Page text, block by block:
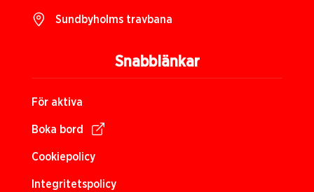
Snabblänkar
För aktiva
Boka bord
Cookiepolicy
Integritetspolicy
Sundbyholms travbana